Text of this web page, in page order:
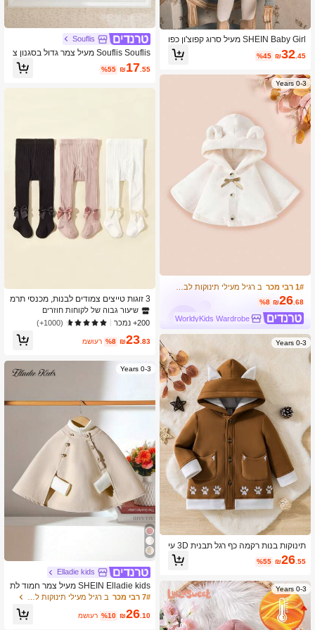
SHEIN Baby Girl מעיל סרוג קפוצ'ון כפו
ל חזה אלגנטי, סתיו חורף
₪32.45
%45
0-3 Years
1# רבי מכר ב רגיל מעילי תינוקות לבנות
₪26 .68
%8
WorldyKids Wardrobe
0-3 Years
תינוקות בנות רקמה כף רגל תבנית 3D עי
צוב אוזניים ברדס טדי מרופד מעיל עליון
₪26.55
%55
0-3 Years
Souflis
Souflis Souflis מעיל צמר גדול בסגנון צ
רפתי חדש 2025 עם צווארון פרווה לבן וא
לגנטי לנשים
₪17 .55
%55
3 זוגות טייצים צמודים לבנות, מכנסי תרמ
יים סרוגים לתינוקות, גרביונים לבנות לאב
יב, סתיו וחורף
שיעור גבוה של לקוחות חוזרים
200+ נמכר
(1000+)
₪23.83
%8 משוער
0-3 Years
Elladie kids
SHEIN Elladie kids מעיל צמר חמוד לת
ינוקות בנות, סתיו/חורף
7# רבי מכר
₪26.10
%10 משוער